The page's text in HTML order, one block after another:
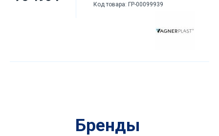
Код товара: ГР-00099939
Бренды